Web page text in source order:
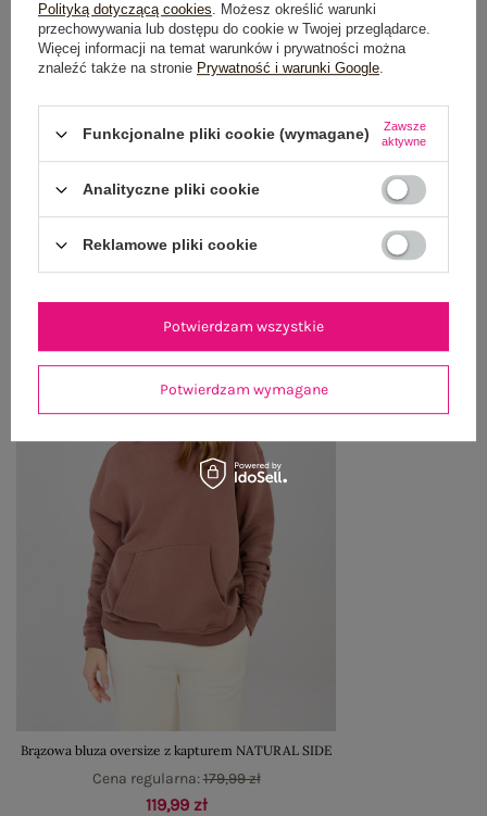
OPINIE O PRODUKCIE (0)
ZWROTY I REKLAMACJE
OSTATNIO OGLĄDANE
Zobacz wszystko
Brązowa bluza oversize z kapturem NATURAL SIDE
119,99 zł
Cena regularna:179,99 zł
Polityką dotyczącą cookies. Możesz określić warunki
przechowywania lub dostępu do cookie w Twojej przeglądarce.
Więcej informacji na temat warunków i prywatności można
znaleźć także na stronie Prywatność i warunki Google.
Funkcjonalne pliki cookie (wymagane)
Zawsze
aktywne
Analityczne pliki cookie
Reklamowe pliki cookie
Potwierdzam wymagane
Potwierdzam wszystkie